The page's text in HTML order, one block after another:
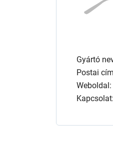
Gyártó
Postai
Weboldal:
Kapcsolat: